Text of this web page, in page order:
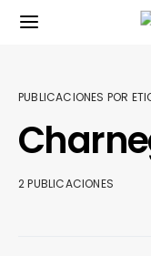
PUBLICACIONES POR
2 PUBLICACIONES